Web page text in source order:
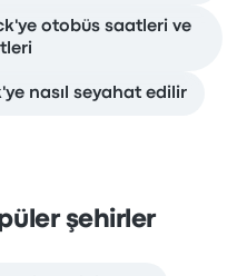
otobüs saatleri ve
nasıl seyahat edilir
şehirler